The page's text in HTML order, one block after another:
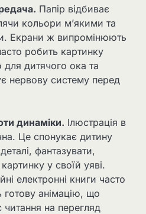
Папір відбиває
кольори м’якими та
Екрани ж випромінюють
робить картинку
дитячого ока та
нервову систему перед
динаміки. Ілюстрація в
Це спонукає дитину
фантазувати,
у своїй уяві.
електронні книги часто
готову анімацію, що
на перегляд